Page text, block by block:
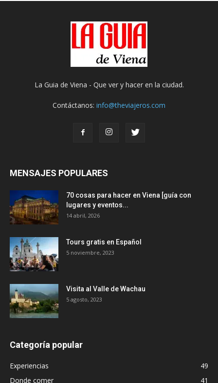
La Guia de Viena - Que ver y hacer en la ciudad.
Contáctanos: info@theviajeros.com
MENSAJES POPULARES
70 cosas para hacer en Viena [guía con
lugares y eventos...
14 abril, 2026
Tours gratis en Español
5 noviembre, 2023
Visita al Valle de Wachau
5 agosto, 2023
Categoría popular
Experiencias
49
Donde comer
41